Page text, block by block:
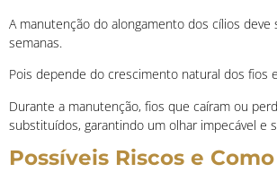
A manutenção do alongamento dos cílios deve
semanas.
Pois depende do crescimento natural dos fios
Durante a manutenção, fios que caíram ou
substituídos, garantindo um olhar impecável e
Possíveis Riscos e